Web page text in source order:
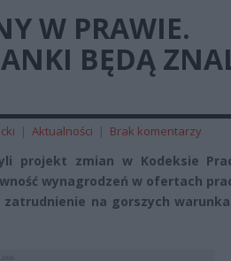
W PRAWIE.
BĘDĄ
| Aktualności | Brak komentarzy
projekt zmian w Kodeksie
wynagrodzeń w ofertach
zatrudnienie na gorszych